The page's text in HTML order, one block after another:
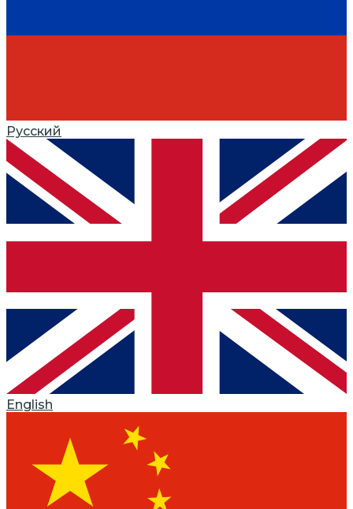
Русский
English